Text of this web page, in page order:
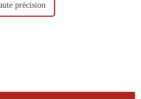
précision